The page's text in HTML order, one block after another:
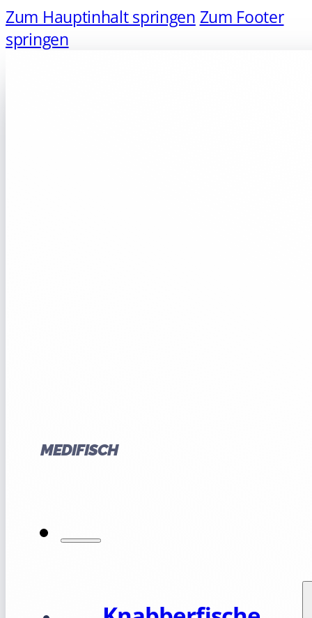
Zum Hauptinhalt springen Zum Footer
springen
MEDIFISCH